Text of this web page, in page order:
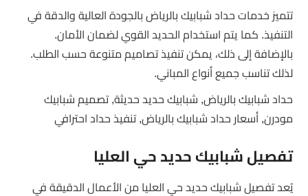
تتميز خدمات حداد شبابيك بالرياض بالجودة العالية والدقة في
التنفيذ. كما يتم استخدام الحديد القوي لضمان الأمان.
بالإضافة إلى ذلك، يمكن تنفيذ تصاميم متنوعة حسب الطلب.
لذلك تناسب جميع أنواع المباني.
حداد شبابيك بالرياض, شبابيك حديد حديثة, تصميم شبابيك
مودرن, أسعار حداد شبابيك بالرياض, تنفيذ حداد احترافي
تفصيل شبابيك حديد حي العليا
يُعد تفصيل شبابيك حديد حي العليا من الأعمال الدقيقة في